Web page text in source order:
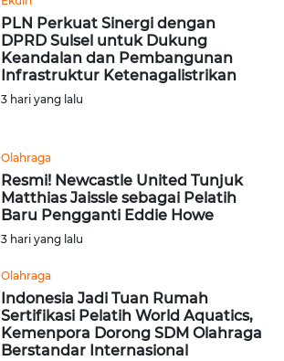
PLN Perkuat Sinergi dengan
DPRD Sulsel untuk Dukung
Keandalan dan Pembangunan
Infrastruktur Ketenagalistrikan
3 hari yang lalu
Olahraga
Resmi! Newcastle United Tunjuk
Matthias Jaissle sebagai Pelatih
Baru Pengganti Eddie Howe
3 hari yang lalu
Olahraga
Indonesia Jadi Tuan Rumah
Sertifikasi Pelatih World Aquatics,
Kemenpora Dorong SDM Olahraga
Berstandar Internasional